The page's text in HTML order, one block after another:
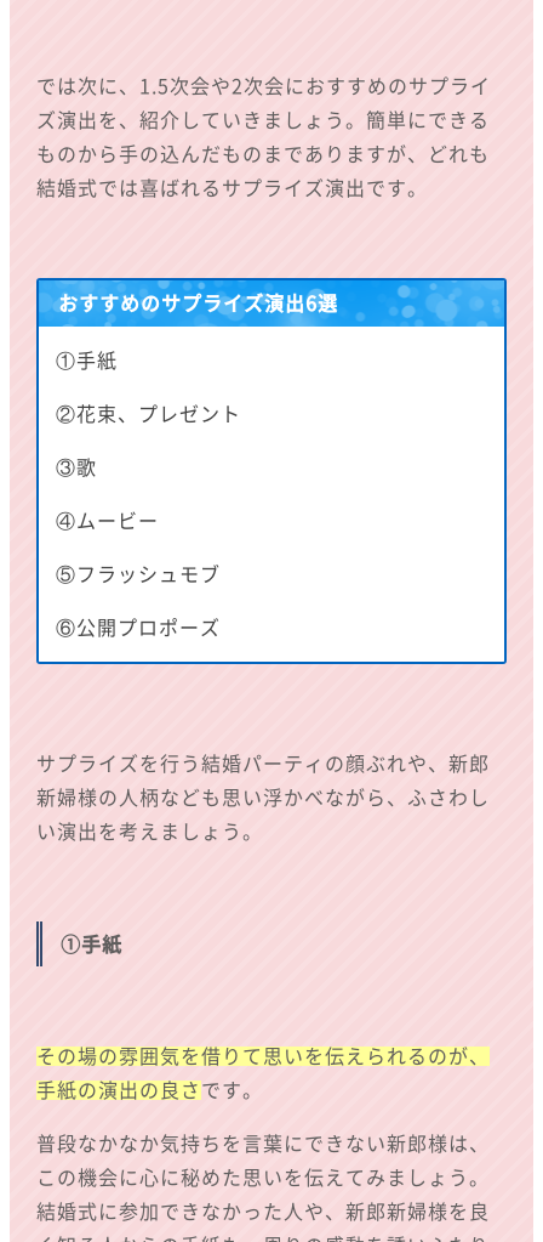
では次に、1.5次会や2次会におすすめのサプライ
ズ演出を、紹介していきましょう。簡単にできる
ものから手の込んだものまでありますが、どれも
結婚式では喜ばれるサプライズ演出です。
おすすめのサプライズ演出6選
①手紙
②花束、プレゼント
③歌
④ムービー
⑤フラッシュモブ
⑥公開プロポーズ
サプライズを行う結婚パーティの顔ぶれや、新郎
新婦様の人柄なども思い浮かべながら、ふさわし
い演出を考えましょう。
①手紙
その場の雰囲気を借りて思いを伝えられるのが、
手紙の演出の良さ です。
普段なかなか気持ちを言葉にできない新郎様は、
この機会に心に秘めた思いを伝えてみましょう。
結婚式に参加できなかった人や、新郎新婦様を良